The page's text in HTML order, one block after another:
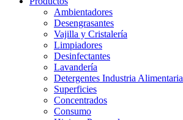
Ambientadores
Desengrasantes
Vajilla y Cristalería
Limpiadores
Desinfectantes
Lavandería
Detergentes Industria Alimentaria
Superficies
Concentrados
Consumo